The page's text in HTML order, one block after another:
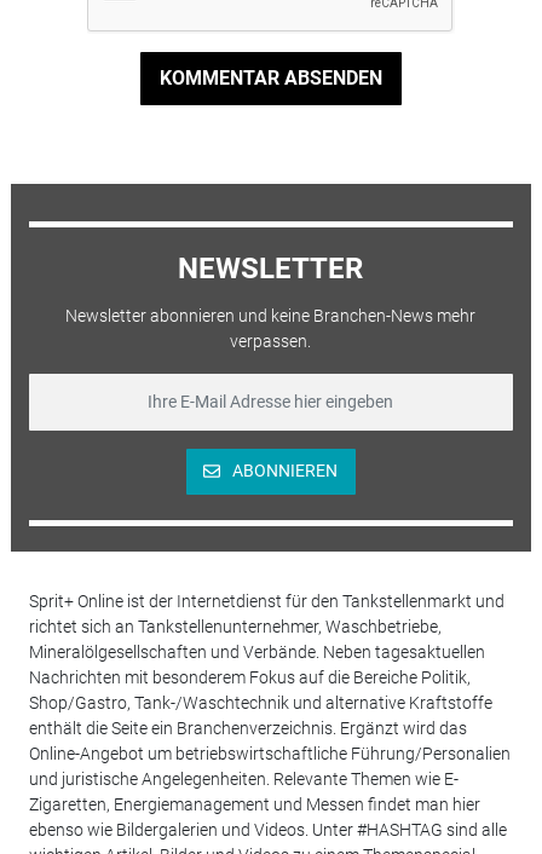
KOMMENTAR ABSENDEN
NEWSLETTER
Newsletter abonnieren und keine Branchen-News mehr
verpassen.
ABONNIEREN
Sprit+ Online ist der Internetdienst für den Tankstellenmarkt und
richtet sich an Tankstellenunternehmer, Waschbetriebe,
Mineralölgesellschaften und Verbände. Neben tagesaktuellen
Nachrichten mit besonderem Fokus auf die Bereiche Politik,
Shop/Gastro, Tank-/Waschtechnik und alternative Kraftstoffe
enthält die Seite ein Branchenverzeichnis. Ergänzt wird das
Online-Angebot um betriebswirtschaftliche Führung/Personalien
und juristische Angelegenheiten. Relevante Themen wie E-
Zigaretten, Energiemanagement und Messen findet man hier
ebenso wie Bildergalerien und Videos. Unter #HASHTAG sind alle